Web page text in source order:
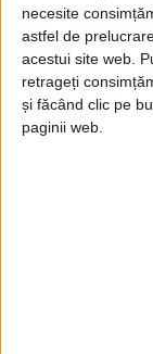
necesite
astfel de
acestui site web.
retrageți
și făcând clic pe
paginii web.
Arhive